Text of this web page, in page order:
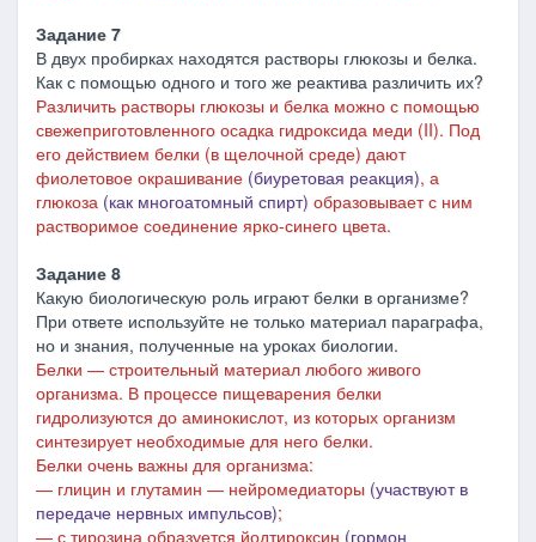
Задание 7
В двух пробирках находятся растворы глюкозы и белка.
Как с помощью одного и того же реактива различить их?
Различить растворы глюкозы и белка можно с помощью
свежеприготовленного осадка гидроксида меди (II). Под
его действием белки (в щелочной среде) дают
фиолетовое окрашивание (биуретовая реакция), а
глюкоза (как многоатомный спирт) образовывает с ним
растворимое соединение ярко-синего цвета.
Задание 8
Какую биологическую роль играют белки в организме?
При ответе используйте не только материал параграфа,
но и знания, полученные на уроках биологии.
Белки ― строительный материал любого живого
организма. В процессе пищеварения белки
гидролизуются до аминокислот, из которых организм
синтезирует необходимые для него белки.
Белки очень важны для организма:
― глицин и глутамин ― нейромедиаторы (участвуют в
передаче нервных импульсов);
― с тирозина образуется йодтироксин (гормон